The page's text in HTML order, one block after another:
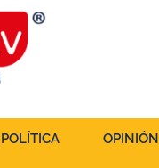
POLÍTICA OPINIÓN